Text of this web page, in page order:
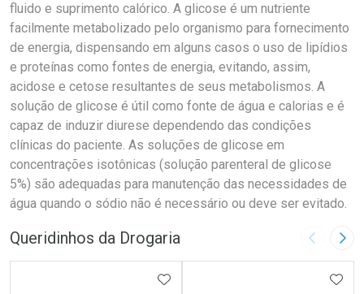
fluido e suprimento calórico. A glicose é um nutriente
facilmente metabolizado pelo organismo para fornecimento
de energia, dispensando em alguns casos o uso de lipídios
e proteínas como fontes de energia, evitando, assim,
acidose e cetose resultantes de seus metabolismos. A
solução de glicose é útil como fonte de água e calorias e é
capaz de induzir diurese dependendo das condições
clínicas do paciente. As soluções de glicose em
concentrações isotônicas (solução parenteral de glicose
5%) são adequadas para manutenção das necessidades de
água quando o sódio não é necessário ou deve ser evitado.
Queridinhos da Drogaria Imagem
ADICIONAR AOS FAVORITOS